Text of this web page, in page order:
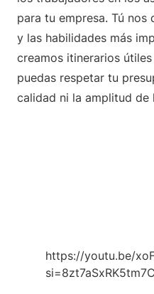
para tu empresa. Tú nos
y las habilidades más
creamos itinerarios
puedas respetar tu
calidad ni la amplitud de
https://youtu.be/